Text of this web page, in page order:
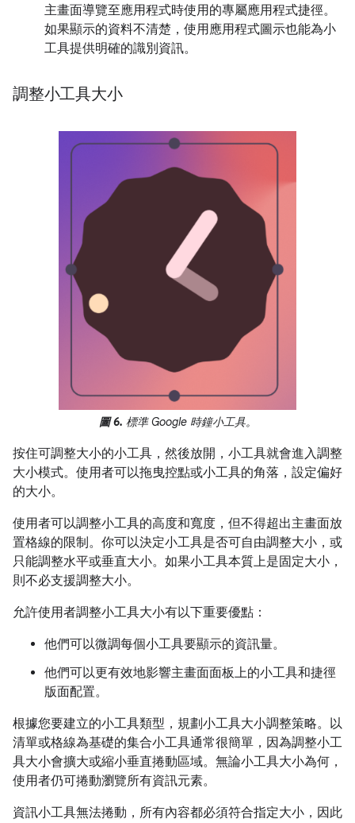
主畫面導覽至應用程式時使用的專屬應用程式捷徑。
如果顯示的資料不清楚，使用應用程式圖示也能為小
工具提供明確的識別資訊。
調整小工具大小
圖 6. 標準 Google 時鐘小工具。
按住可調整大小的小工具，然後放開，小工具就會進入調整
大小模式。使用者可以拖曳控點或小工具的角落，設定偏好
的大小。
使用者可以調整小工具的高度和寬度，但不得超出主畫面放
置格線的限制。你可以決定小工具是否可自由調整大小，或
只能調整水平或垂直大小。如果小工具本質上是固定大小，
則不必支援調整大小。
允許使用者調整小工具大小有以下重要優點：
他們可以微調每個小工具要顯示的資訊量。
他們可以更有效地影響主畫面面板上的小工具和捷徑
版面配置。
根據您要建立的小工具類型，規劃小工具大小調整策略。以
清單或格線為基礎的集合小工具通常很簡單，因為調整小工
具大小會擴大或縮小垂直捲動區域。無論小工具大小為何，
使用者仍可捲動瀏覽所有資訊元素。
資訊小工具無法捲動，所有內容都必須符合指定大小，因此